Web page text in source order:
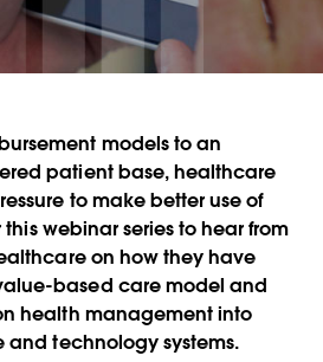
models to an
patient base, healthcare
to make better use of
webinar series to hear from
on how they have
based care model and
health management into
and technology systems.